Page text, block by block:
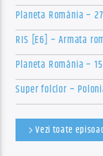
Planeta România –
RIS [E6] – Armata
Planeta România –
Super folclor –
Vezi toate